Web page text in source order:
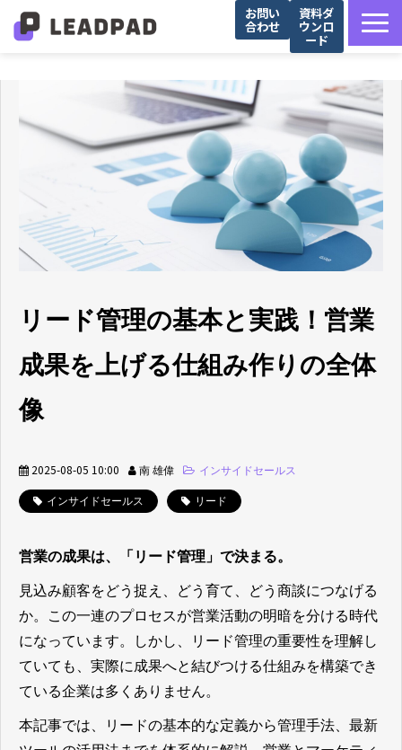
お問い
合わせ
資料ダ
ウンロ
ード
選ばれる理由
営業支援会社様向け
Salesforce導入企業様向け
導入事例
お役立ち記事
リード管理の基本と実践！営業
成果を上げる仕組み作りの全体
像
2025-08-05 10:00 南 雄偉 インサイドセールス
インサイドセールス リード
営業の成果は、「リード管理」で決まる。
見込み顧客をどう捉え、どう育て、どう商談につなげる
か。この一連のプロセスが営業活動の明暗を分ける時代
になっています。しかし、リード管理の重要性を理解し
ていても、実際に成果へと結びつける仕組みを構築でき
ている企業は多くありません。
本記事では、リードの基本的な定義から管理手法、最新